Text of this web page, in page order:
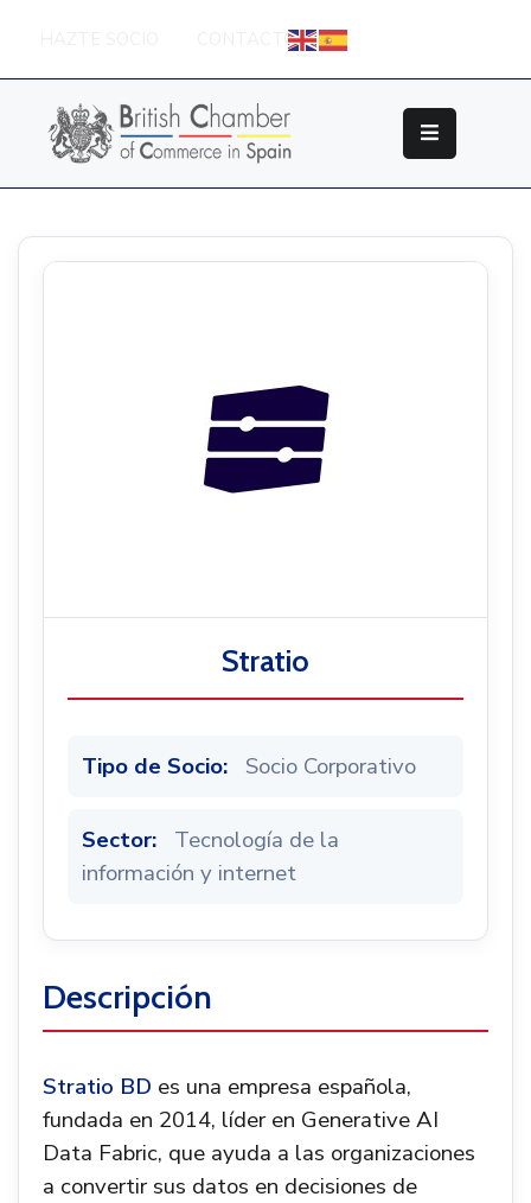
CONTACTO
Sobre
British
Chamber
Socios
Stratio
Tipo de Socio: Socio Corporativo
Sector:
Tecnología de la
información y internet
Descripción
Stratio BD es una empresa española,
fundada en 2014, líder en Generative AI
Data Fabric, que ayuda a las organizaciones
a convertir sus datos en decisiones de